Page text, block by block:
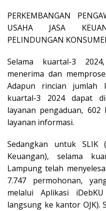
PERKEMBANGAN
USAHA JASA
PELINDUNGAN
Selama kuartal-3
menerima dan
Adapun rincian jumlah
kuartal-3 2024 dapat
layanan pengaduan,
layanan informasi.
Sedangkan untuk SLIK
Keuangan), selama
Lampung telah
7.747 permohonan,
melalui Aplikasi
langsung ke kantor OJK).